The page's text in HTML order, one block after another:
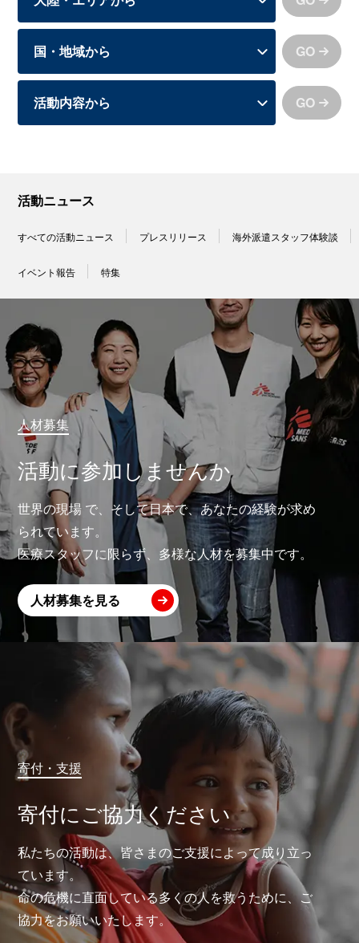
GO
GO
活動ニュース
すべての活動ニュース プレスリリース 海外派遣スタッフ体験談
イベント報告 特集
人材募集
活動に参加しませんか
世界の現場 で、そして日本で、あなたの経験が求め
られています。
医療スタッフに限らず、多様な人材を募集中です。
人材募集を見る
寄付・支援
寄付にご協力ください
私たちの活動は、皆さまのご支援によって成り立っ
ています。
命の危機に直面している多くの人を救うために、ご
協力をお願いいたします。